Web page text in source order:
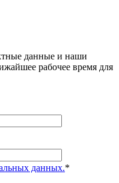
данные и наши
рабочее время для
данных.*